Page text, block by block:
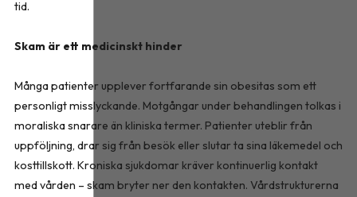
tid.
Skam är ett medicinskt hinder
Många patienter upplever fortfarande sin obesitas som ett
personligt misslyckande. Motgångar under behandlingen tolkas i
moraliska snarare än kliniska termer. Patienter uteblir från
uppföljning, drar sig från besök eller slutar ta sina läkemedel och
kosttillskott. Kroniska sjukdomar kräver kontinuerlig kontakt
med vården – skam bryter ner den kontakten. Vårdstrukturerna